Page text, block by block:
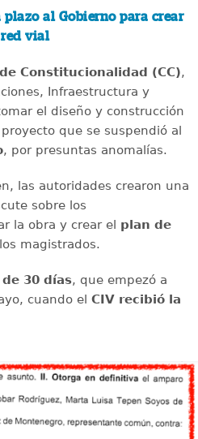
plazo al Gobierno para crear
vial
Constitucionalidad (CC),
Infraestructura y
el diseño y construcción
que se suspendió al
, por presuntas anomalías.
las autoridades crearon una
sobre los
la obra y crear el plan de
magistrados.
30 días, que empezó a
cuando el CIV recibió la